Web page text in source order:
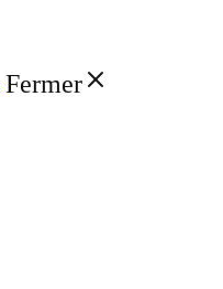
Fermer